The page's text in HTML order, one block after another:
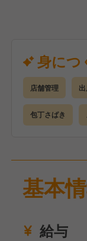
・料理の調理
・盛り付け
・洗い場 など
未経験の方で
教育体制やOJT
身につ
店舗管理
包丁さばき
基本
給与